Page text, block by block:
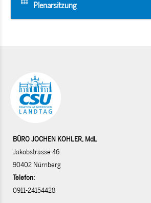
Plenarsitzung
BÜRO JOCHEN KOHLER, MdL
Jakobstrasse 46
90402 Nürnberg
Telefon:
0911-24154428